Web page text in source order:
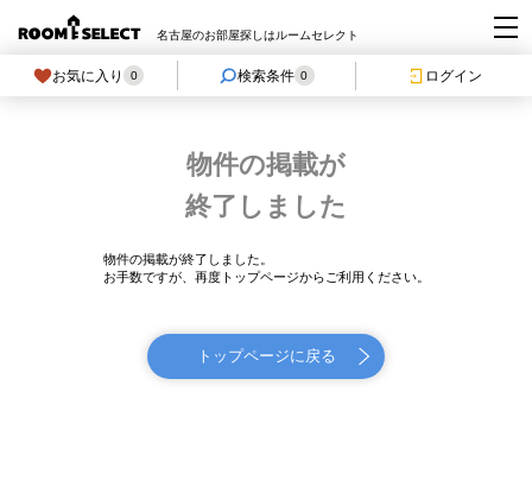
名古屋のお部屋探しはルームセレクト
お気に入り 0 検索条件 0 ログイン
物件の掲載が
終了しました
物件の掲載が終了しました。
お手数ですが、再度トップページからご利用ください。
トップページに戻る